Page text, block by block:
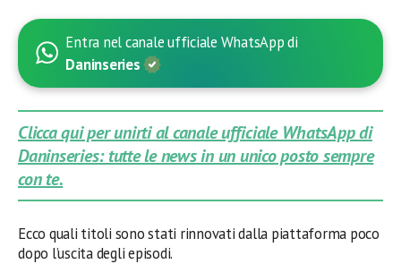
Entra nel canale ufficiale WhatsApp di
Daninseries
Clicca qui per unirti al canale ufficiale WhatsApp di
Daninseries: tutte le news in un unico posto sempre
con te.
Ecco quali titoli sono stati rinnovati dalla piattaforma poco
dopo l’uscita degli episodi.